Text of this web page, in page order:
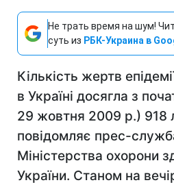
Не трать время на шум!
суть из РБК-Украина в
Кількість жертв
в Україні досягла з
29 жовтня 2009 р.) 918
повідомляє прес-
Міністерства охорони
України. Станом на